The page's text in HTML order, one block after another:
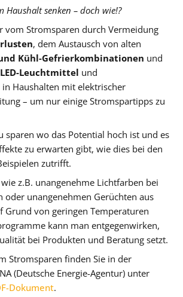
Haushalt senken – doch wie!?
vom Stromsparen durch Vermeidung
, dem Austausch von alten
Kühl-Gefrierkombinationen und
LED-Leuchtmittel und
in Haushalten mit elektrischer
– um nur einige Stromspartipps zu
sparen wo das Potential hoch ist und es
zu erwarten gibt, wie dies bei den
zutrifft.
z.B. unangenehme Lichtfarben bei
oder unangenehmen Gerüchten aus
Grund von geringen Temperaturen
kann man entgegenwirken,
bei Produkten und Beratung setzt.
Stromsparen finden Sie in der
(Deutsche Energie-Agentur) unter
Dokument.